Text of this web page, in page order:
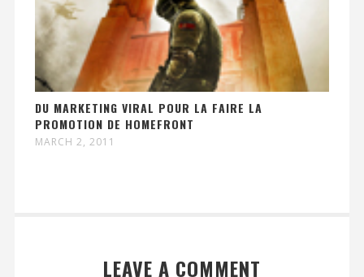
DU MARKETING VIRAL POUR LA FAIRE LA
PROMOTION DE HOMEFRONT
MARCH 2, 2011
LEAVE A COMMENT